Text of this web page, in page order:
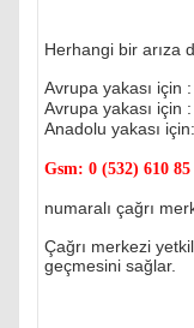
Herhangi bir arıza
Avrupa yakası için :
Avrupa yakası için :
Anadolu yakası için:
Gsm: 0 (532) 610 85
numaralı çağrı
Çağrı merkezi
geçmesini sağlar.